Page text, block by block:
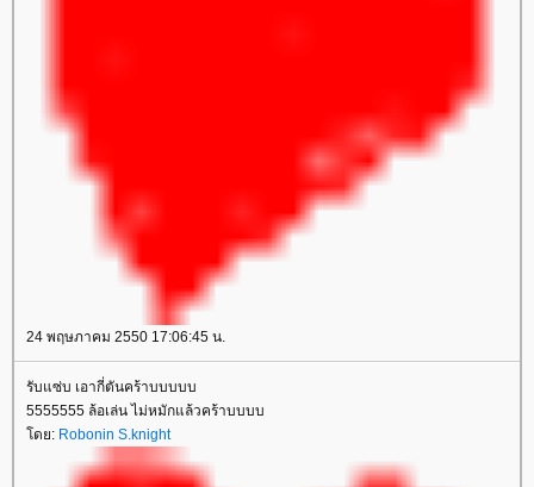
24 พฤษภาคม 2550 17:06:45 น.
รับแซ่บ เอากี่ตันคร้าบบบบบ
5555555 ล้อเล่น ไม่หมักแล้วคร้าบบบบ
ดย: Robonin S.knight